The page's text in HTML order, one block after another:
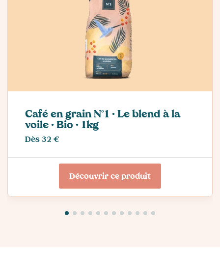
Café en grain N°1 · Le blend à la
voile · Bio · 1kg
Dès 32 €
Découvrir ce produit